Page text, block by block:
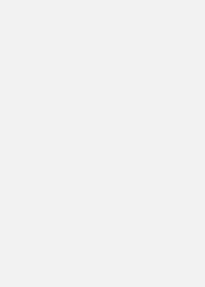
und der Opernsängerin